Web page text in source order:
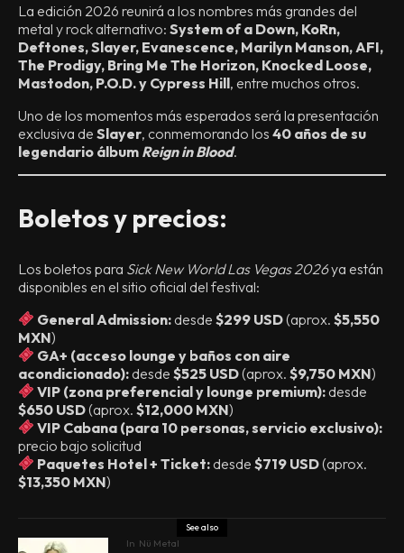
La edición 2026 reunirá a los nombres más grandes del
metal y rock alternativo: System of a Down, KoRn,
Deftones, Slayer, Evanescence, Marilyn Manson, AFI,
The Prodigy, Bring Me The Horizon, Knocked Loose,
Mastodon, P.O.D. y Cypress Hill, entre muchos otros.
Uno de los momentos más esperados será la presentación
exclusiva de Slayer, conmemorando los 40 años de su
legendario álbum Reign in Blood.
Boletos y precios:
Los boletos para Sick New World Las Vegas 2026ya están
disponibles en el sitio oficial del festival:
General Admission: desde$299 USD(aprox.$5,550
MXN)
GA+ (acceso lounge y baños con aire
acondicionado): desde $525 USD(aprox. $9,750 MXN)
VIP (zona preferencial y lounge premium): desde
$650 USD(aprox. $12,000 MXN)
VIP Cabana (para 10 personas, servicio exclusivo):
precio bajo solicitud
Paquetes Hotel + Ticket: desde$719 USD(aprox.
$13,350 MXN)
See also
In Nü Metal